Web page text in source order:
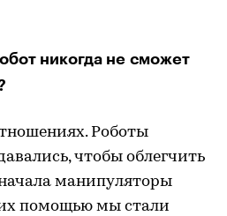
никогда не сможет
Роботы
чтобы облегчить
манипуляторы
их помощью мы стали